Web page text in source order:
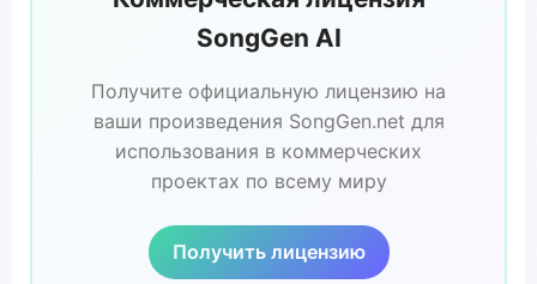
SongGen AI
Получите официальную лицензию на
ваши произведения SongGen.net для
использования в коммерческих
проектах по всему миру
Получить лицензию